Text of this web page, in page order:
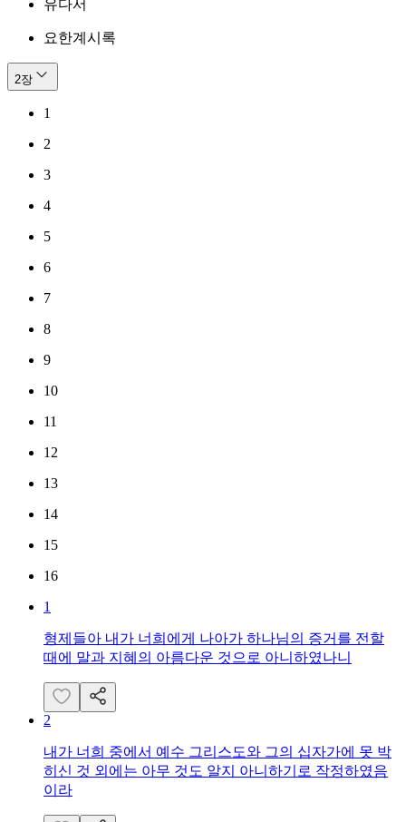
유다서
요한계시록
2장
1
2
3
4
5
6
7
8
9
10
11
12
13
14
15
16
1
형제들아 내가 너희에게 나아가 하나님의 증거를 전할
때에 말과 지혜의 아름다운 것으로 아니하였나니
2
내가 너희 중에서 예수 그리스도와 그의 십자가에 못 박
히신 것 외에는 아무 것도 알지 아니하기로 작정하였음
이라